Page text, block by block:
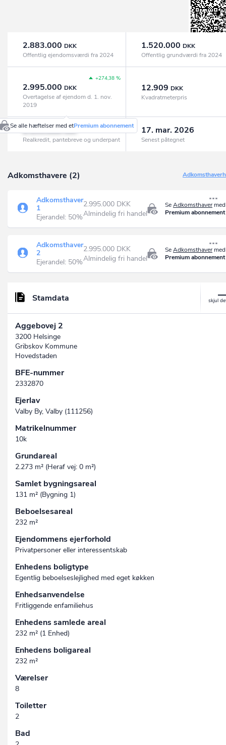
2.883.000 DKK
Offentlig ejendomsværdi fra 2024
1.520.000 DKK
Offentlig grundværdi fra 2024
+274,38 %
2.995.000 DKK
Overtagelse af ejendom d. 1. nov.
2019
12.909 DKK
Kvadratmeterpris
2.155.000
Se alle hæftelser med etPremium abonnement
Realkredit, pantebreve og underpant
17. mar. 2026
Senest påtegnet
Adkomsthavere (2)
SeAdkomsthaver
Premium abonnement
Adkomsthaver
1
Ejerandel: 50%
2.995.000 DKK
Almindelig fri handel
SeAdkomsthaver
Premium abonnement
Adkomsthaver
2
Ejerandel: 50%
2.995.000 DKK
Almindelig fri handel
Stamdata
Aggebovej 2
3200 Helsinge
Gribskov Kommune
Hovedstaden
BFE-nummer
2332870
Ejerlav
Valby By, Valby (111256)
Matrikelnummer
10k
Grundareal
2.273 m² (Heraf vej: 0 m²)
Samlet bygningsareal
131 m² (Bygning 1)
Beboelsesareal
232 m²
Ejendommens ejerforhold
Privatpersoner eller interessentskab
Enhedens boligtype
Egentlig beboelseslejlighed med eget køkken
Enhedsanvendelse
Fritliggende enfamiliehus
Enhedens samlede areal
232 m² (1 Enhed)
Enhedens boligareal
232 m²
Værelser
8
Toiletter
2
Bad